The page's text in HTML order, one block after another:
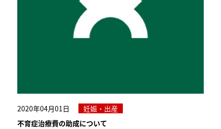
2020年04月01日
妊娠・出産
不育症治療費の助成について